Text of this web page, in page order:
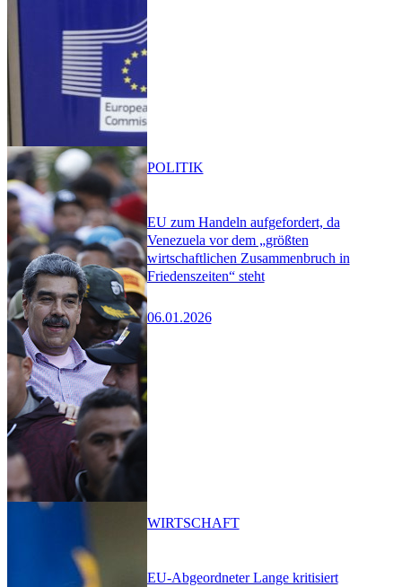
EU zum Handeln aufgefordert, da
Venezuela vor dem „größten
wirtschaftlichen Zusammenbruch in
Friedenszeiten“ steht
06.01.2026
POLITIK
EU-Abgeordneter Lange kritisiert
WIRTSCHAFT